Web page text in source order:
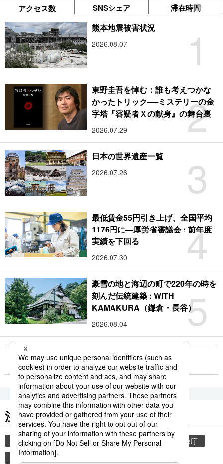
アクセス数 SNSシェア 滞在時間
1
熊本地震被害状況
2026.08.07
2
東野圭吾を悼む：誰も考えつかな
かったトリック──ミステリーの金
字塔『容疑者Ｘの献身』の舞台裏
2026.07.29
3
日本の世界遺産一覧
2026.07.26
4
最低賃金55円引き上げ、全国平均
1176円に―厚労省審議会 : 前年度
実績を下回る
2026.07.30
5
豪雪の地と海辺の町で220年の時を
刻んだ伝統建築 : WITH
KAMAKURA（鎌倉・長谷）
2026.08.04
もっと見る
注目のキーワード
共同通信ニュース 気象・災害 災害
気象庁
地震
津波